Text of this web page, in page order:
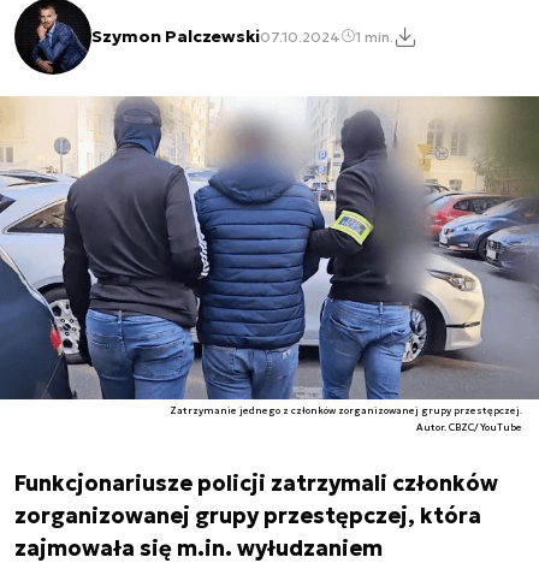
Szymon Palczewski07.10.2024 1 min.
Zatrzymanie jednego z członków zorganizowanej grupy przestępczej.
Autor. CBZC/YouTube
Funkcjonariusze policji zatrzymali członków
zorganizowanej grupy przestępczej, która
zajmowała się m.in. wyłudzaniem